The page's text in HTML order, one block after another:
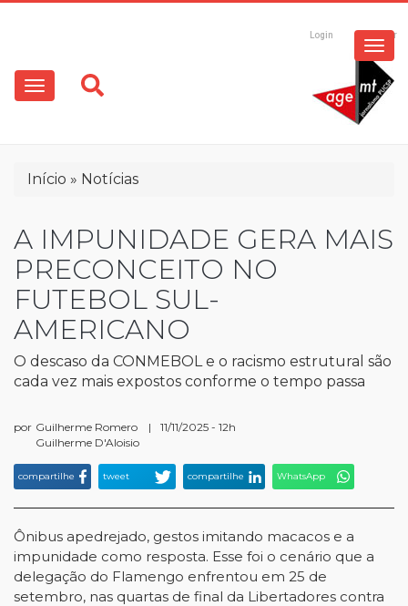
conteúdo
principal
Login Registrar
Main
navigation
Trilha
navegação
Início Notícias
A IMPUNIDADE GERA MAIS
PRECONCEITO NO
FUTEBOL SUL-
AMERICANO
O descaso da CONMEBOL e o racismo estrutural são
cada vez mais expostos conforme o tempo passa
por Guilherme Romero
Guilherme D'Aloisio
| 11/11/2025 - 12h
compartilhe tweet compartilhe WhatsApp
Ônibus apedrejado, gestos imitando macacos e a
impunidade como resposta. Esse foi o cenário que a
delegação do Flamengo enfrentou em 25 de
setembro, nas quartas de final da Libertadores contra